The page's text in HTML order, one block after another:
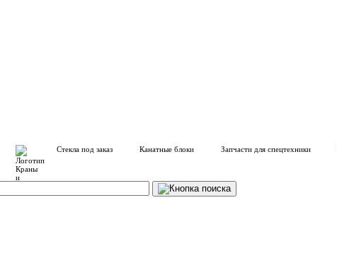
Стекла под заказ Канатные блоки Запчасти для спецтехники